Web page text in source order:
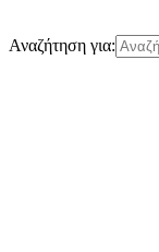
Αναζήτηση για: